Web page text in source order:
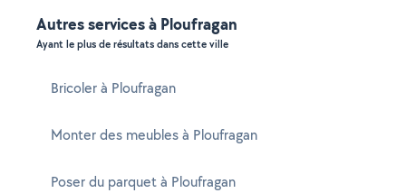
Autres services à Ploufragan
Ayant le plus de résultats dans cette ville
Bricoler à Ploufragan
Monter des meubles à Ploufragan
Poser du parquet à Ploufragan